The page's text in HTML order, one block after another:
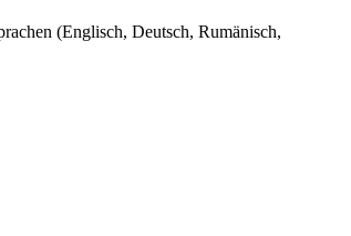
(Englisch, Deutsch, Rumänisch,